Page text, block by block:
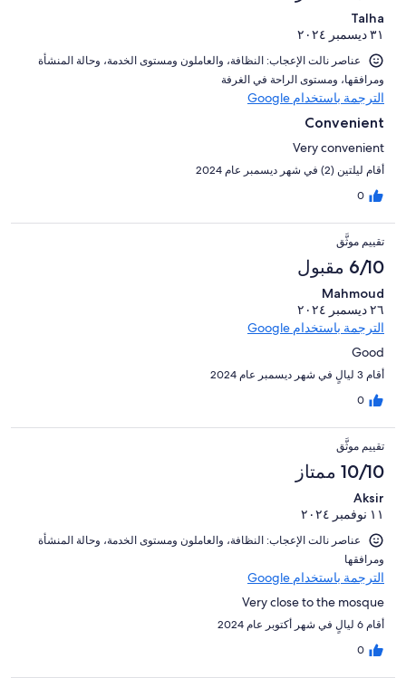
Talha
٣١ ديسمبر ٢٠٢٤
عناصر نالت الإعجاب: ⁦النظافة⁩، و⁦العاملون ومستوى الخدمة⁩، و⁦حالة المنشأة
ومرافقها⁩، و⁦مستوى الراحة في الغرفة⁩
الترجمة باستخدام Google
Convenient
Very convenient
أقام ليلتين (2) في شهر ديسمبر عام 2024
0
تقييم موثَّق
6/10 مقبول
Mahmoud
٢٦ ديسمبر ٢٠٢٤
الترجمة باستخدام Google
Good
أقام 3 ليالٍ في شهر ديسمبر عام 2024
0
تقييم موثَّق
10/10 ممتاز
Aksir
١١ نوفمبر ٢٠٢٤
عناصر نالت الإعجاب: ⁦النظافة⁩، و⁦العاملون ومستوى الخدمة⁩، و⁦حالة المنشأة
ومرافقها⁩
الترجمة باستخدام Google
Very close to the mosque
أقام 6 ليالٍ في شهر أكتوبر عام 2024
0